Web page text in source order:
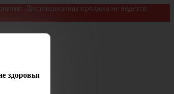
Дистанционная продажа не ведется.
здоровья